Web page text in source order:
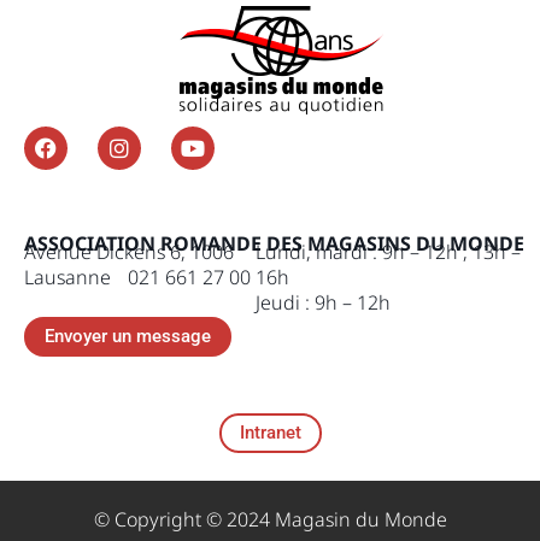
ASSOCIATION ROMANDE DES MAGASINS DU MONDE
Avenue Dickens 6, 1006
Lausanne 021 661 27 00
Lundi, mardi : 9h – 12h , 13h –
16h
Jeudi : 9h – 12h
Envoyer un message
Intranet
© Copyright © 2024 Magasin du Monde